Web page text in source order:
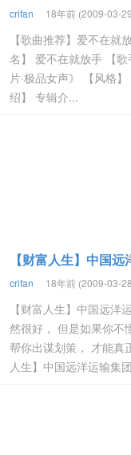
crifan 18年前 (2009-03-
【歌曲推荐】爱不在
名】 爱不在就放手 【
片·极品女声》 【风格
绍】 专辑介...
【财富人生】中国
crifan 18年前 (2009-03-
【财富人生】中国远洋
然很好， 但是如果你不
帮你出谋划策， 才能真
人生】中国远洋运输集